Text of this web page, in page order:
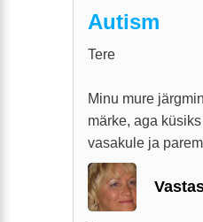
Autism
Tere
Minu mure
märke, aga
vasakule ja